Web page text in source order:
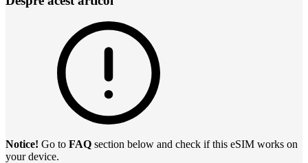
Notice! Go to FAQ section below and check if this eSIM works on
your device.